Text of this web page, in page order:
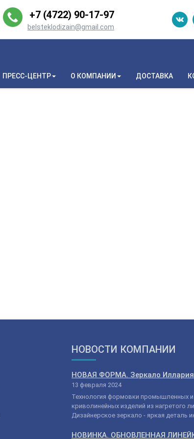
+7 (4722) 90-­17-­97
belsteklodizain@gmail.com
ПРЕСС-ЦЕНТР О КОМПАНИИ ДОСТАВКА
НОВОСТИ КОМПАНИИ
НОВАЯ ФОРМА. Зеркало Иллария
13 февраля 2024
Технология формовки промышленных
криволинейных изделий из нагретого
Дизайнерское зеркало - яркая деталь
НОВИНКА. ОБНОВЛЕННАЯ